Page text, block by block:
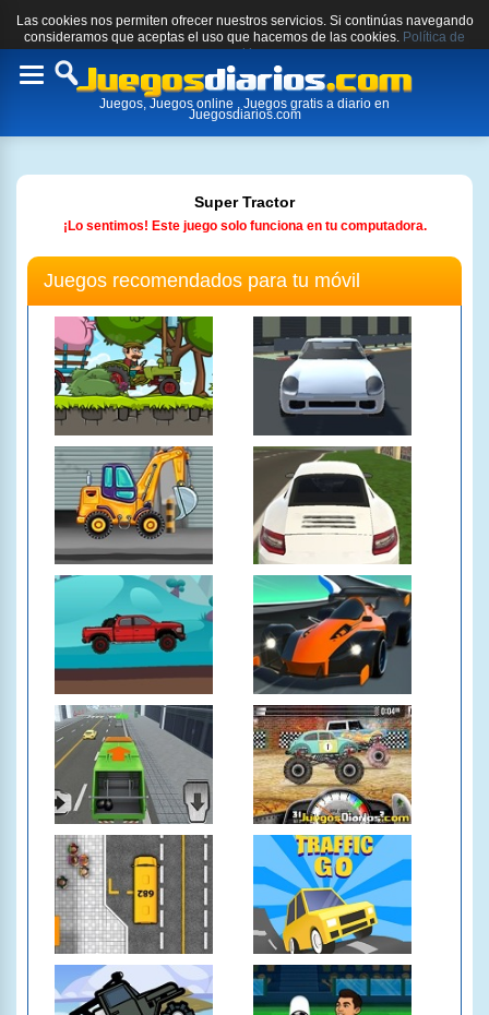
Las cookies nos permiten ofrecer nuestros servicios. Si continúas navegando
consideramos que aceptas el uso que hacemos de las cookies. Política de
cookies.
Toggle
Juegos, Juegos online , Juegos gratis a diario en
Juegosdiarios.com
Super Tractor
¡Lo sentimos! Este juego solo funciona en tu computadora.
Juegos recomendados para tu móvil